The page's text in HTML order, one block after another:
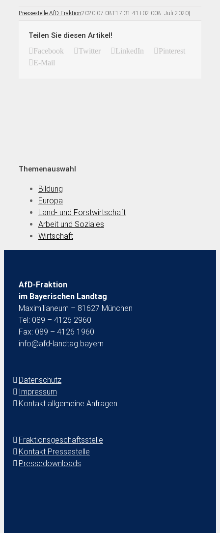
Pressestelle AfD-Fraktion2020-07-08T17:31:41+02:008. Juli 2020|
Teilen Sie diesen Artikel!
Facebook Twitter LinkedIn
Pinterest
E-Mail
Themenauswahl
Bildung
Europa
Land- und Forstwirtschaft
Arbeit und Soziales
Wirtschaft
AfD-Fraktion
im Bayerischen Landtag
Maximilianeum – 81627 München
Tel: 089 – 4126 2960
Fax: 089 – 4126 1960
info@afd-landtag.bayern
Datenschutz
Impressum
Kontakt allgemeine Anfragen
Fraktionsgeschäftsstelle
Kontakt Pressestelle
Pressedownloads